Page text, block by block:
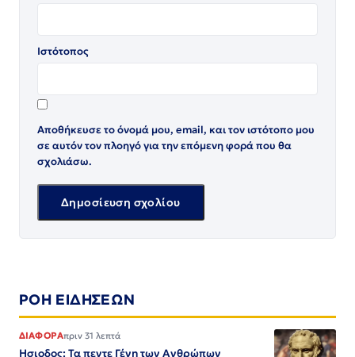
Ιστότοπος
Αποθήκευσε το όνομά μου, email, και τον ιστότοπο μου
σε αυτόν τον πλοηγό για την επόμενη φορά που θα
σχολιάσω.
ΡΟΗ ΕΙΔΗΣΕΩΝ
ΔΙΑΦΟΡΑπριν 31 λεπτά
Ησιοδος: Τα πεντε Γένη των Ανθρώπων